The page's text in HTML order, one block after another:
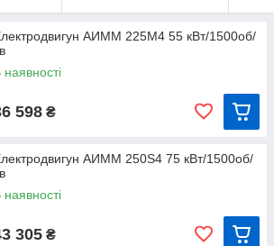
АИММ 225M4 55 кВт/1500об/
наявності
598 ₴
АИМM 250S4 75 кВт/1500об/
наявності
305 ₴